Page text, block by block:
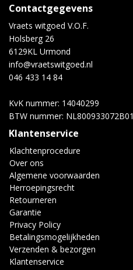
Contactgegevens
Vraets witgoed V.O.F.
Holsberg 26
6129KL Urmond
info@vraetswitgoed.nl
046 433 14 84
KvK nummer: 14040299
BTW nummer: NL800933072B01
Klantenservice
Klachtenprocedure
Over ons
Algemene voorwaarden
Herroepingsrecht
Retourneren
Garantie
Privacy Policy
Betalingsmogelijkheden
Verzenden & bezorgen
Klantenservice